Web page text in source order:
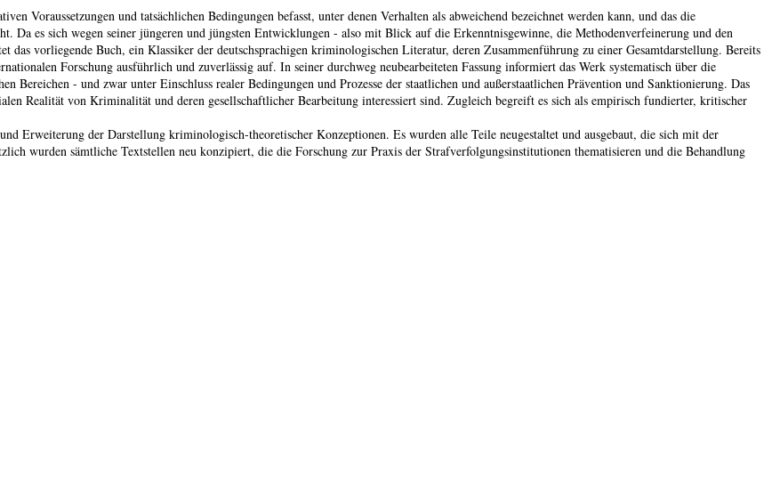
Voraussetzungen und tatsächlichen Bedingungen befasst, unter denen Verhalten als abweichend bezeichnet werden kann, und das die
Da es sich wegen seiner jüngeren und jüngsten Entwicklungen - also mit Blick auf die Erkenntnisgewinne, die Methodenverfeinerung und den
das vorliegende Buch, ein Klassiker der deutschsprachigen kriminologischen Literatur, deren Zusammenführung zu einer Gesamtdarstellung. Bereits
Forschung ausführlich und zuverlässig auf. In seiner durchweg neubearbeiteten Fassung informiert das Werk systematisch über die
Bereichen - und zwar unter Einschluss realer Bedingungen und Prozesse der staatlichen und außerstaatlichen Prävention und Sanktionierung. Das
Realität von Kriminalität und deren gesellschaftlicher Bearbeitung interessiert sind. Zugleich begreift es sich als empirisch fundierter, kritischer
Erweiterung der Darstellung kriminologisch-theoretischer Konzeptionen. Es wurden alle Teile neugestaltet und ausgebaut, die sich mit der
wurden sämtliche Textstellen neu konzipiert, die die Forschung zur Praxis der Strafverfolgungsinstitutionen thematisieren und die Behandlung